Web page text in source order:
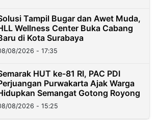
Tampil Bugar dan Awet Muda,
Wellness Center Buka Cabang
di Kota Surabaya
08/2026 - 17:35
HUT ke-81 RI, PAC PDI
Purwakarta Ajak Warga
Semangat Gotong Royong
08/2026 - 15:25